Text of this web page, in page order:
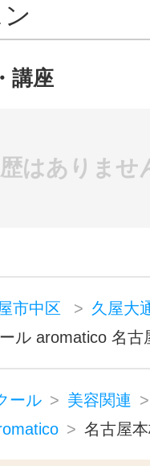
講座
はありませ
市中区
久屋大
ル aromatico 名古
ール
美容関連
名古屋